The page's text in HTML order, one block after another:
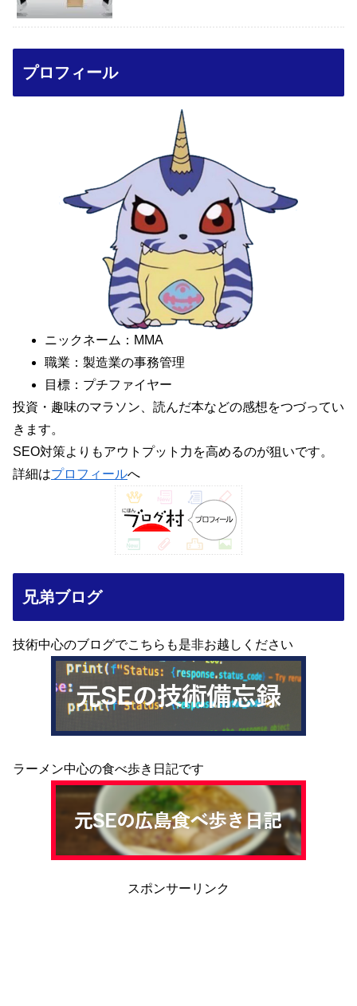
プロフィール
ニックネーム：MMA
職業：製造業の事務管理
目標：プチファイヤー
投資・趣味のマラソン、読んだ本などの感想をつづってい
きます。
SEO対策よりもアウトプット力を高めるのが狙いです。
詳細はプロフィールへ
兄弟ブログ
技術中心のブログでこちらも是非お越しください
ラーメン中心の食べ歩き日記です
スポンサーリンク